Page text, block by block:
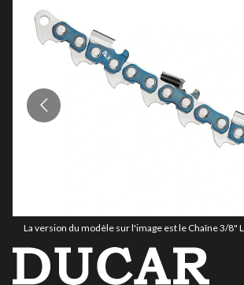
La version du modèle sur l'image est le Chaîne 3/8"